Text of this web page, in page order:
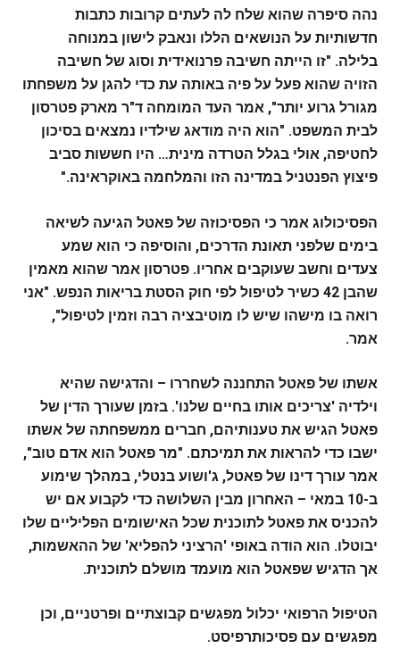
נהה סיפרה שהוא שלח לה לעתים קרובות כתבות
חדשותיות על הנושאים הללו ונאבק לישון במנוחה
בלילה. "זו הייתה חשיבה פרנואידית וסוג של חשיבה
הזויה שהוא פעל על פיה באותה עת כדי להגן על משפחתו
מגורל גרוע יותר", אמר העד המומחה ד"ר מארק פטרסון
לבית המשפט. "הוא היה מודאג שילדיו נמצאים בסיכון
לחטיפה, אולי בגלל הטרדה מינית… היו חששות סביב
פיצוץ הפנטניל במדינה הזו והמלחמה באוקראינה."
הפסיכולוג אמר כי הפסיכוזה של פאטל הגיעה לשיאה
בימים שלפני תאונת הדרכים, והוסיפה כי הוא שמע
צעדים וחשב שעוקבים אחריו. פטרסון אמר שהוא מאמין
שהבן 42 כשיר לטיפול לפי חוק הסטת בריאות הנפש. "אני
רואה בו מישהו שיש לו מוטיבציה רבה וזמין לטיפול",
אמר.
אשתו של פאטל התחננה לשחררו – והדגישה שהיא
וילדיה 'צריכים אותו בחיים שלנו'. בזמן שעורך הדין של
פאטל הגיש את טענותיהם, חברים ממשפחתה של אשתו
ישבו כדי להראות את תמיכתם. "מר פאטל הוא אדם טוב",
אמר עורך דינו של פאטל, ג'ושוע בנטלי, במהלך שימוע
ב-10 במאי – האחרון מבין השלושה כדי לקבוע אם יש
להכניס את פאטל לתוכנית שכל האישומים הפליליים שלו
יבוטלו. הוא הודה באופי 'הרציני להפליא' של ההאשמות,
אך הדגיש שפאטל הוא מועמד מושלם לתוכנית.
הטיפול הרפואי יכלול מפגשים קבוצתיים ופרטניים, וכן
מפגשים עם פסיכותרפיסט.